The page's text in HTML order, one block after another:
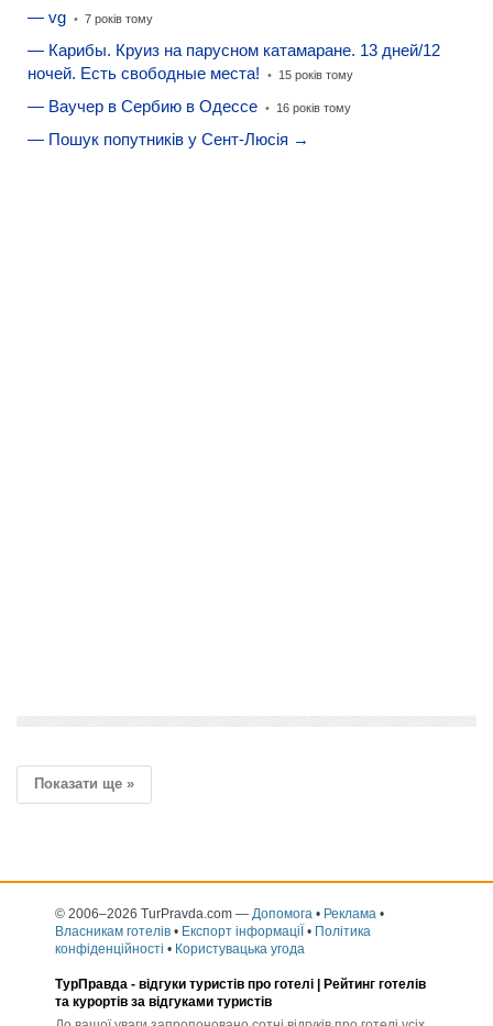
— vg • 7 років тому
— Карибы. Круиз на парусном катамаране. 13 дней/12
ночей. Есть свободные места!
• 15 років тому
— Ваучер в Сербию в Одессе • 16 років тому
— Пошук попутників у Сент-Люсія →
Показати ще »
© 2006–2026 TurPravda.com — Допомога • Реклама •
Власникам готелів • Експорт інформаціЇ • Політика
конфіденційності • Користувацька угода
ТурПравда - відгуки туристів про готелі | Рейтинг готелів
та курортів за відгуками туристів